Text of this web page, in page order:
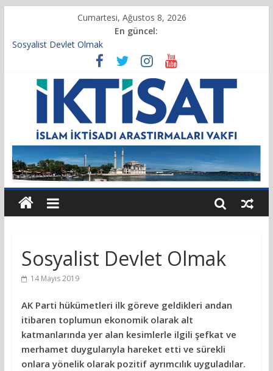
Cumartesi, Ağustos 8, 2026
En güncel:
Sosyalist Devlet Olmak
Vakıf Başkanımız Prof. Dr. Servet BAYINDIR, 10.04.2025 tarihli
Cumhurbaşkanlığı Kararnamesi’nin 21’inci maddesi gereğince
yeniden atandı.
Kur’an’da İktisadi Hayat
Finansı Yönetmek…
Tulumbanın Suyu
Sosyalist Devlet Olmak
14 Mayıs 2019
AK Parti hükümetleri ilk göreve geldikleri andan
itibaren toplumun ekonomik olarak alt
katmanlarında yer alan kesimlerle ilgili şefkat ve
merhamet duygularıyla hareket etti ve sürekli
onlara yönelik olarak pozitif ayrımcılık uyguladılar.